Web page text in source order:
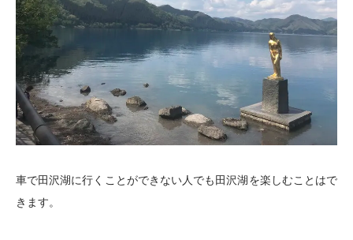
車で田沢湖に行くことができない人でも田沢湖を楽しむことはで
きます。